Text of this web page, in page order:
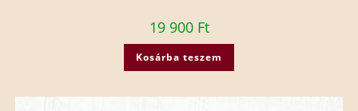
19 900 Ft
Kosárba teszem